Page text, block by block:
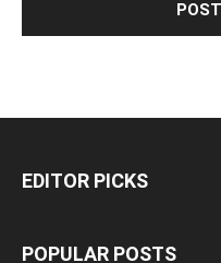
EDITOR PICKS
POPULAR POSTS